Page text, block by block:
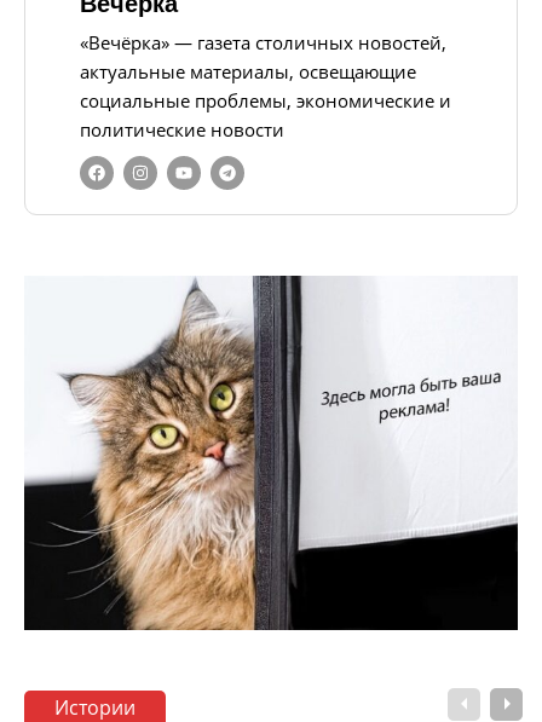
«Вечёрка» — газета столичных новостей,
актуальные материалы, освещающие
социальные проблемы, экономические и
политические новости
Истории